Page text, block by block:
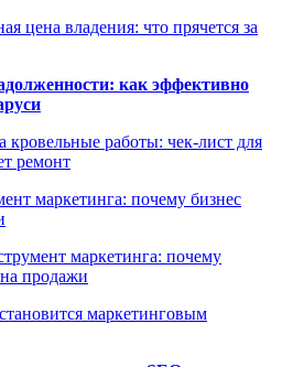
цена владения: что прячется за
как эффективно
кровельные работы: чек-лист для
ремонт
маркетинга: почему бизнес
маркетинга: почему
продажи
маркетинговым